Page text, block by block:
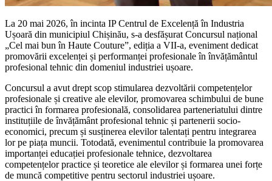
La 20 mai 2026, în incinta IP Centrul de Excelență în Industria
Ușoară din municipiul Chișinău, s-a desfășurat Concursul național
„Cel mai bun în Haute Couture”, ediția a VII-a, eveniment dedicat
promovării excelenței și performanței profesionale în învățământul
profesional tehnic din domeniul industriei ușoare.
Concursul a avut drept scop stimularea dezvoltării competențelor
profesionale și creative ale elevilor, promovarea schimbului de bune
practici în formarea profesională, consolidarea parteneriatului dintre
instituțiile de învățământ profesional tehnic și partenerii socio-
economici, precum și susținerea elevilor talentați pentru integrarea
lor pe piața muncii. Totodată, evenimentul contribuie la promovarea
importanței educației profesionale tehnice, dezvoltarea
competențelor practice și teoretice ale elevilor și formarea unei forțe
de muncă competitive pentru sectorul industriei ușoare.